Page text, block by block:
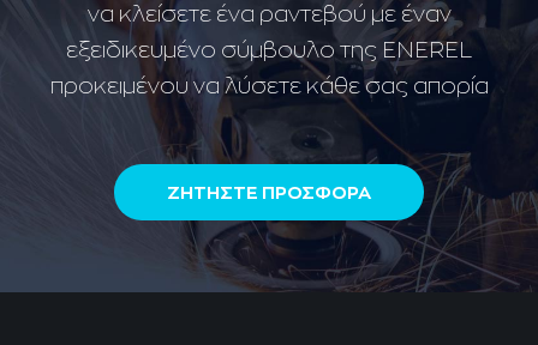
να κλείσετε ένα ραντεβού με έναν
εξειδικευμένο σύμβουλο της ENEREL
προκειμένου να λύσετε κάθε σας απορία
ΖΗΤΗΣΤΕ ΠΡΟΣΦΟΡΑ